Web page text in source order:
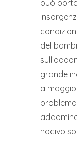
può
del
grande
a
nocivo